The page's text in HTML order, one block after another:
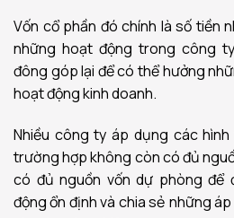
Vốn cổ phần đó chính là số tiền
những hoạt động trong công
đông góp lại để có thể hưởng
hoạt động kinh doanh.
Nhiều công ty áp dụng các
trường hợp không còn có đủ
có đủ nguồn vốn dự phòng để
động ổn định và chia sẻ những